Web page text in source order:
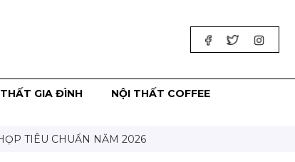
GIA ĐÌNH
NỘI THẤT COFFEE
TIÊU CHUẨN NĂM 2026